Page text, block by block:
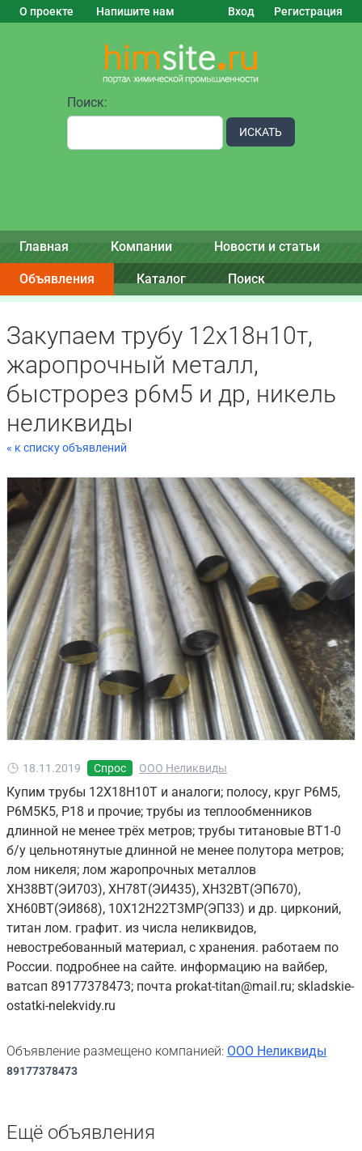
О проекте Напишите нам Вход Регистрация
Поиск:
ИСКАТЬ
Главная Компании Новости и статьи
Объявления Каталог Поиск
Закупаем трубу 12х18н10т,
жаропрочный металл,
быстрорез р6м5 и др, никель
неликвиды
« к списку объявлений
18.11.2019 Спрос ООО Неликвиды
Купим трубы 12Х18Н10Т и аналоги; полосу, круг Р6М5,
Р6М5К5, Р18 и прочие; трубы из теплообменников
длинной не менее трёх метров; трубы титановые ВТ1-0
б/у цельнотянутые длинной не менее полутора метров;
лом никеля; лом жаропрочных металлов
ХН38ВТ(ЭИ703), ХН78Т(ЭИ435), ХН32ВТ(ЭП670),
ХН60ВТ(ЭИ868), 10Х12Н22Т3МР(ЭП33) и др. цирконий,
титан лом. графит. из числа неликвидов,
невостребованный материал, с хранения. работаем по
России. подробнее на сайте. информацию на вайбер,
ватсап 89177378473; почта prokat-titan@mail.ru; skladskie-
ostatki-nelekvidy.ru
Объявление размещено компанией: ООО Неликвиды
89177378473
Ещё объявления